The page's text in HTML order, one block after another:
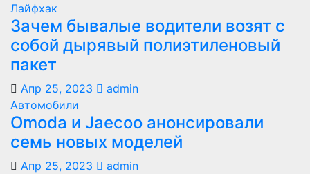
Лайфхак
Зачем бывалые водители возят с
собой дырявый полиэтиленовый
пакет
Апр 25, 2023
admin
Автомобили
Оmoda и Jaecoo анонсировали
семь новых моделей
Апр 25, 2023
admin